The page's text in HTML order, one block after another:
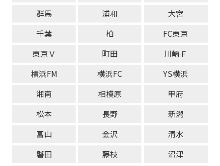
群馬
浦和
大宮
千葉
柏
FC東京
東京Ｖ
町田
川崎Ｆ
横浜FM
横浜FC
YS横浜
湘南
相模原
甲府
松本
長野
新潟
富山
金沢
清水
磐田
藤枝
沼津